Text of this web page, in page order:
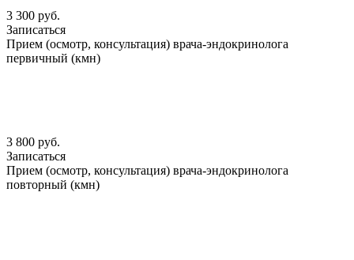
3 300 руб.
Записаться
Прием (осмотр, консультация) врача-эндокринолога
первичный (кмн)
3 800 руб.
Записаться
Прием (осмотр, консультация) врача-эндокринолога
повторный (кмн)